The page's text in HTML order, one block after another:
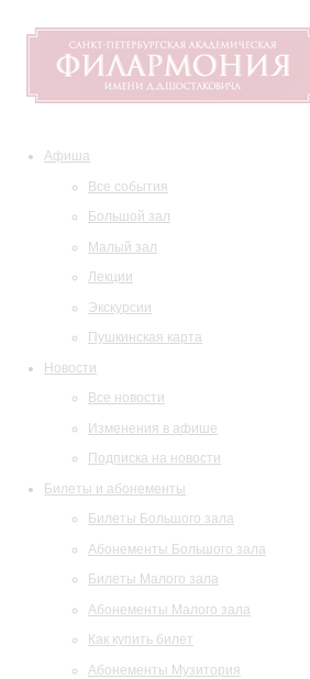
Афиша
Все события
Большой зал
Малый зал
Лекции
Экскурсии
Пушкинская карта
Новости
Все новости
Изменения в афише
Подписка на новости
Билеты и абонементы
Билеты Большого зала
Абонементы Большого зала
Билеты Малого зала
Абонементы Малого зала
Как купить билет
Абонементы Музитория